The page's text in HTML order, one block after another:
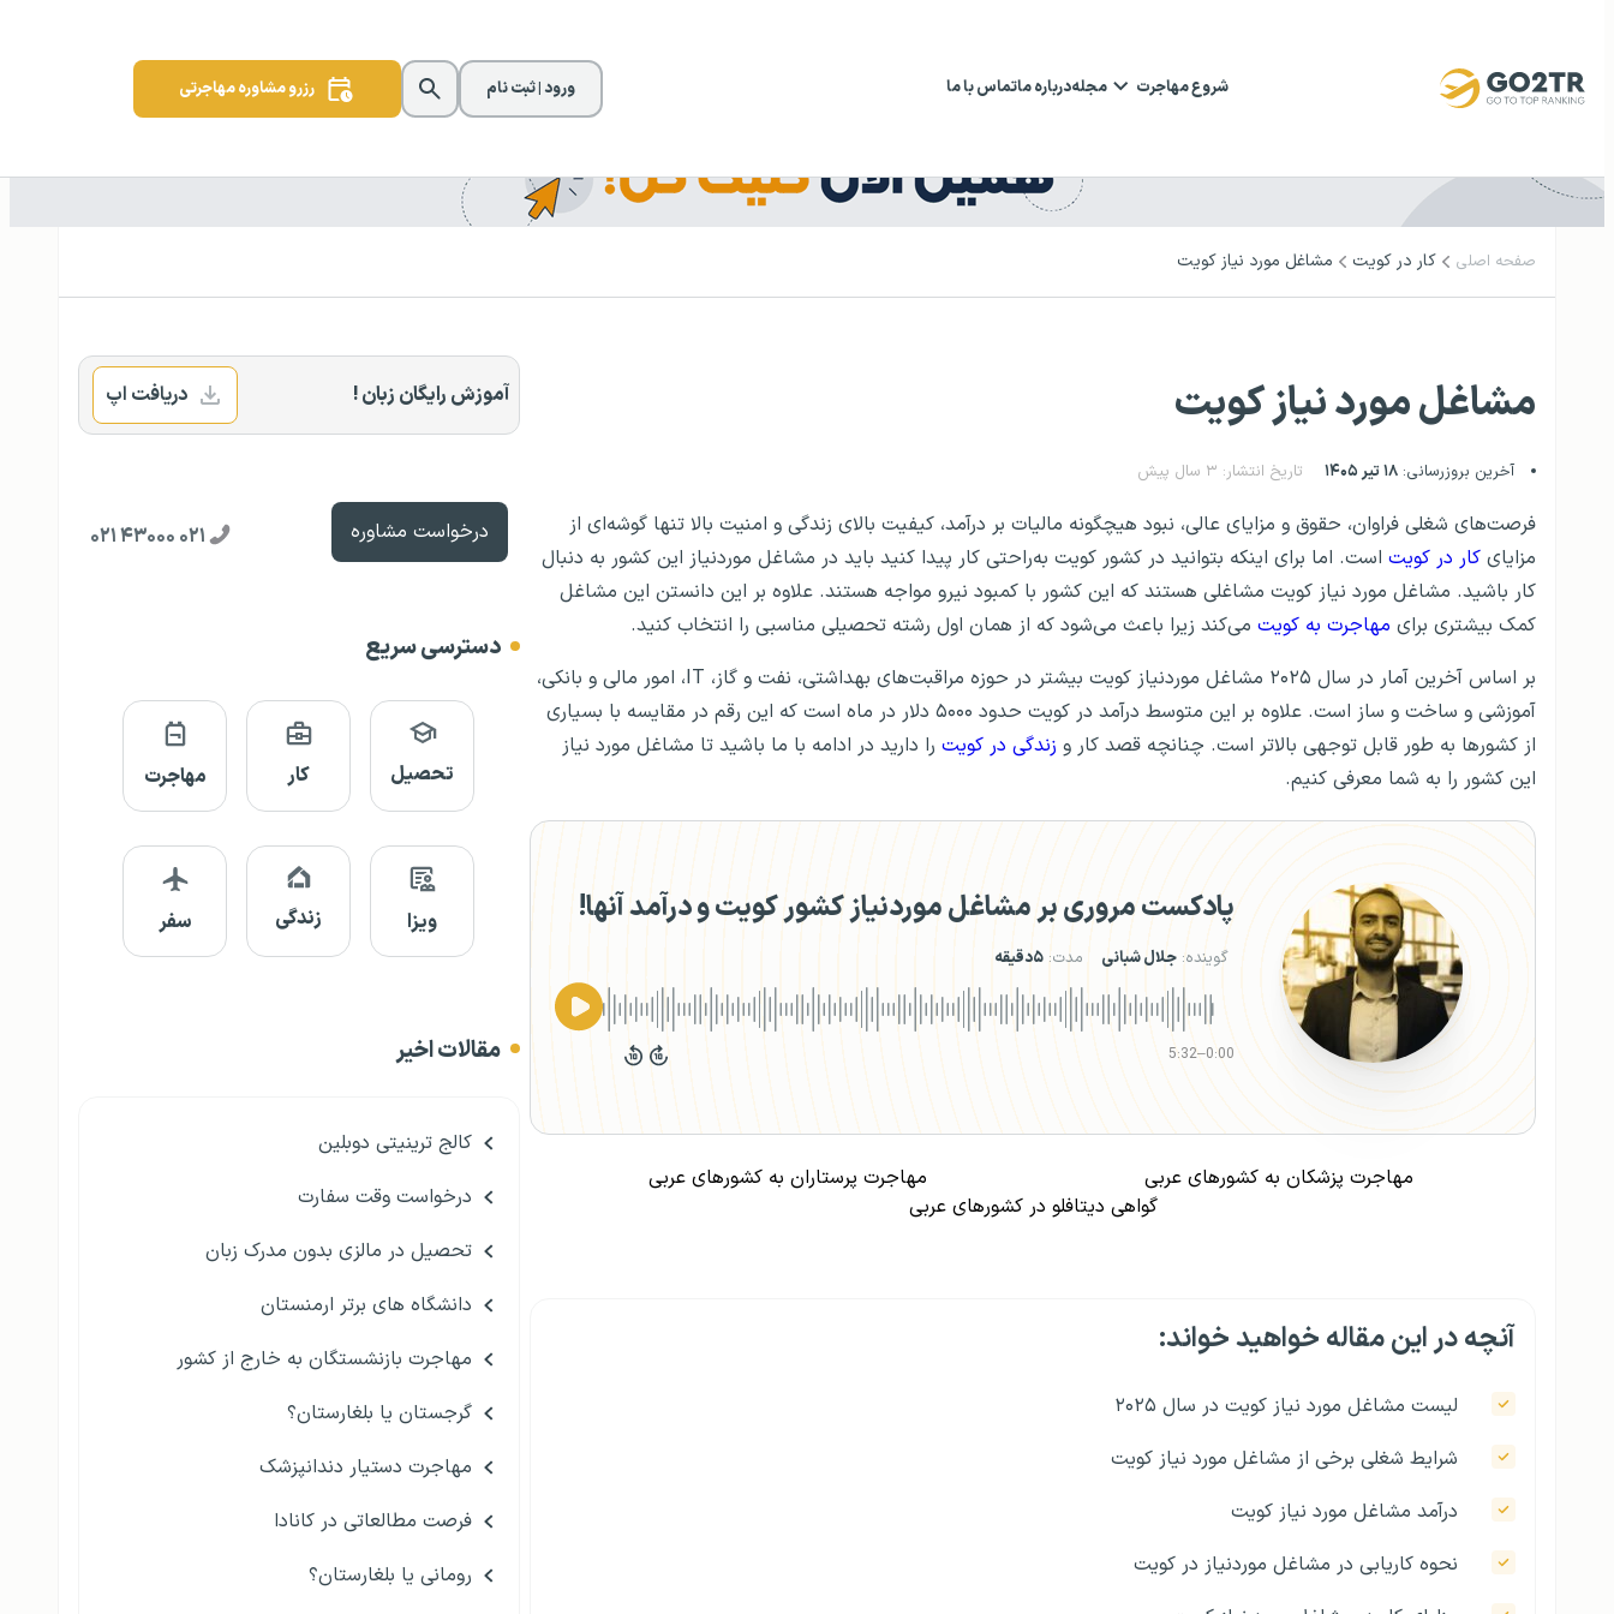
شروع مهاجرت مجلهدرباره ماتماس با ما ورود | ثبت نام رزرو مشاوره مهاجرتی
صفحه اصلی کار در کویت مشاغل مورد نیاز کویت
مشاغل مورد نیاز کویت
آخرین بروزرسانی: ۱۸ تیر ۱۴۰۵ تاریخ انتشار: ۳ سال پیش
فرصت‌های شغلی فراوان، حقوق و مزایای عالی، نبود هیچگونه مالیات بر درآمد، کیفیت بالای زندگی و امنیت بالا تنها گوشه‌ای از
مزایای کار در کویت است. اما برای اینکه بتوانید در کشور کویت به‌راحتی کار پیدا کنید باید در مشاغل موردنیاز این کشور به دنبال
کار باشید. مشاغل مورد نیاز کویت مشاغلی هستند که این کشور با کمبود نیرو مواجه‌ هستند. علاوه بر این دانستن این مشاغل
کمک بیشتری برای مهاجرت به کویت می‌کند زیرا باعث می‌شود که از همان اول رشته تحصیلی مناسبی را انتخاب کنید.
بر اساس آخرین آمار در سال ۲۰۲۵ مشاغل موردنیاز کویت بیشتر در حوزه مراقبت‌های بهداشتی، نفت و گاز، IT، امور مالی و بانکی،
آموزشی و ساخت و ساز است. علاوه بر این متوسط درآمد در کویت حدود ۵۰۰۰ دلار در ماه است که این رقم در مقایسه با بسیاری
از کشورها به طور قابل توجهی بالاتر است. چنانچه قصد کار و زندگی در کویت را دارید در ادامه با ما باشید تا مشاغل مورد نیاز
این کشور را به شما معرفی کنیم.
پادکست مروری بر مشاغل موردنیاز کشور کویت و درآمد آنها!‌
گوینده: جلال شبانی مدت: ۵دقیقه
0:00
–
5:32
مهاجرت پزشکان به کشورهای عربی
مهاجرت پرستاران به کشورهای عربی
گواهی دیتافلو در کشورهای عربی
آنچه در این مقاله خواهید خواند:
لیست مشاغل مورد نیاز کویت در سال ۲۰۲۵
شرایط شغلی برخی از مشاغل مورد نیاز کویت
درآمد مشاغل مورد نیاز کویت
نحوه کاریابی در مشاغل موردنیاز در کویت
آموزش رایگان زبان ! دریافت اپ
درخواست مشاوره ۰۲۱ ۴۳۰۰۰ ۰۲۱
دسترسی سریع
تحصیل کار مهاجرت
ویزا زندگی سفر
مقالات اخیر
کالج ترینیتی دوبلین
درخواست وقت سفارت
تحصیل در مالزی بدون مدرک زبان
دانشگاه های برتر ارمنستان
مهاجرت بازنشستگان به خارج از کشور
گرجستان یا بلغارستان؟
مهاجرت دستیار دندانپزشک
فرصت مطالعاتی در کانادا
رومانی یا بلغارستان؟